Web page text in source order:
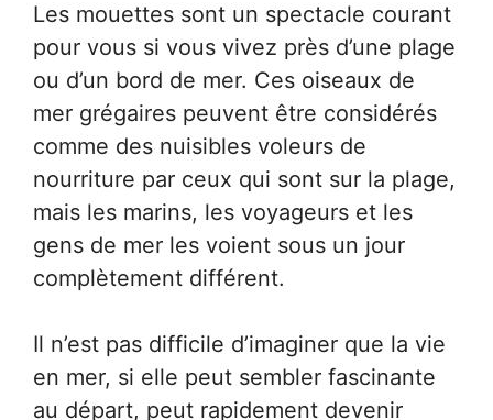
Les mouettes sont un spectacle courant
pour vous si vous vivez près d’une plage
ou d’un bord de mer. Ces oiseaux de
mer grégaires peuvent être considérés
comme des nuisibles voleurs de
nourriture par ceux qui sont sur la plage,
mais les marins, les voyageurs et les
gens de mer les voient sous un jour
complètement différent.
Il n’est pas difficile d’imaginer que la vie
en mer, si elle peut sembler fascinante
au départ, peut rapidement devenir